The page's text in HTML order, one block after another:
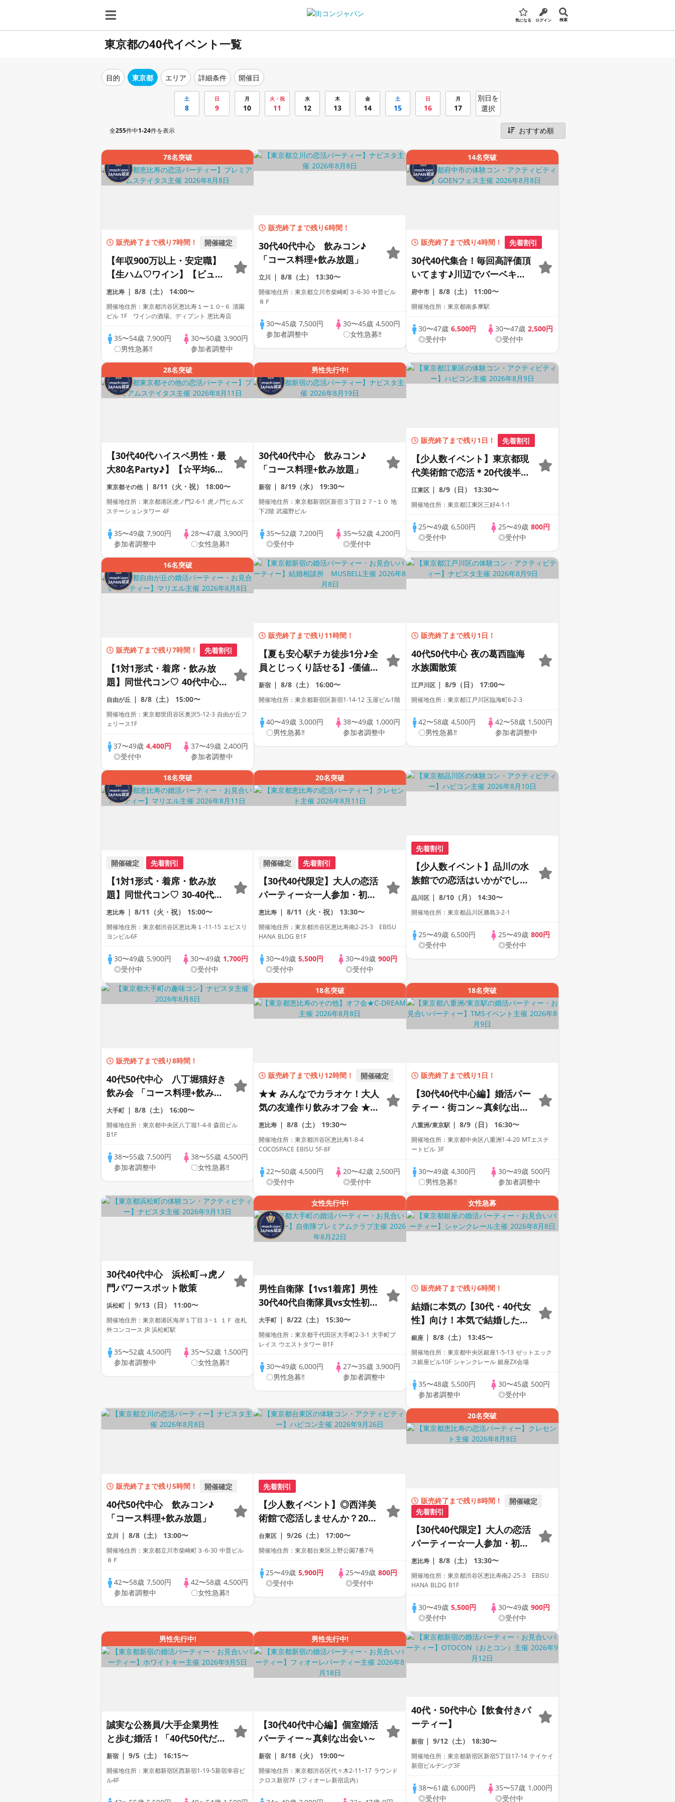
気になる ログイン 検索
東京都の40代イベント一覧
目的 東京都 エリア 詳細条件 開催日
土
8
日
9
月
10
火・祝
11
水
12
木
13
金
14
土
15
日
16
月
17
別日を
選択
全255件中1-24件を表示
78名突破
販売終了まで残り7時間！ 開催確定
【年収900万以上・安定職】
【生ハム♡ワイン】【ビュッ
フェ♡フリードリンク】【30
代40代中心】【資格証100%
確認保証】
恵比寿 8/8（土） 14:00〜
開催地住所：東京都渋谷区恵比寿１ー１０−６ 清園
ビル 1F ワインの酒場。ディプント 恵比寿店
35〜54歳 7,900円
〇男性急募‼
30〜50歳 3,900円
参加者調整中
販売終了まで残り6時間！
30代40代中心 飲みコン♪
「コース料理+飲み放題」
立川 8/8（土） 13:30〜
開催地住所：東京都立川市柴崎町３‐6‐30 中晋ビル
８Ｆ
30〜45歳 7,500円
参加者調整中
30〜45歳 4,500円
〇女性急募‼
14名突破
販売終了まで残り4時間！ 先着割引
30代40代集合！毎回高評価頂
いてます♪川辺でバーベキュ
ー♡グループトークで距離が
近づくかも
府中市 8/8（土） 11:00〜
開催地住所：東京都南多摩駅
30〜47歳 6,500円
◎受付中
30〜47歳 2,500円
◎受付中
28名突破
【30代40代ハイスペ男性・最
大80名Party♪】【☆平均60
名以上参加☆】【デザート付
きビュッフェ】【資格証
100%確認】【累計110万人突
東京都その他 8/11（火・祝） 18:00〜
開催地住所：東京都港区虎ノ門2-6-1 虎ノ門ヒルズ
ステーションタワー 4F
35〜49歳 7,900円
参加者調整中
28〜47歳 3,900円
〇女性急募‼
男性先行中!
30代40代中心 飲みコン♪
「コース料理+飲み放題」
新宿 8/19（水） 19:30〜
開催地住所：東京都新宿区新宿３丁目２７−１０ 地
下2階 武蔵野ビル
35〜52歳 7,200円
◎受付中
35〜52歳 4,200円
◎受付中
販売終了まで残り1日！ 先着割引
【少人数イベント】東京都現
代美術館で恋活＊20代後半〜
40代後半＊別途入館料500円
江東区 8/9（日） 13:30〜
開催地住所：東京都江東区三好4-1-1
25〜49歳6,500円
◎受付中
25〜49歳 800円
◎受付中
16名突破
販売終了まで残り7時間！ 先着割引
【1対1形式・着席・飲み放
題】同世代コン♡ 40代中心
企画｜マリエル
自由が丘 8/8（土） 15:00〜
開催地住所：東京都世田谷区奥沢5-12-3 自由が丘フ
ェリース1F
37〜49歳4,400円
◎受付中
37〜49歳 2,400円
参加者調整中
販売終了まで残り11時間！
【夏も安心駅チカ徒歩1分♪全
員とじっくり話せる】-価値観
を大切にしたい- 40代中心婚
活パーティー
新宿 8/8（土） 16:00〜
開催地住所：東京都新宿区新宿1-14-12 玉屋ビル1階
40〜49歳 3,000円
〇男性急募‼
38〜49歳 1,000円
参加者調整中
販売終了まで残り1日！
40代50代中心 夜の葛西臨海
水族園散策
江戸川区 8/9（日） 17:00〜
開催地住所：東京都江戸川区臨海町6-2-3
42〜58歳4,500円
〇男性急募‼
42〜58歳 1,500円
参加者調整中
18名突破
開催確定 先着割引
【1対1形式・着席・飲み放
題】同世代コン♡ 30-40代限
定企画｜マリエル
恵比寿 8/11（火・祝） 15:00〜
開催地住所：東京都渋谷区恵比寿１‐11‐15 エビスリ
ヨンビル6F
30〜49歳 5,900円
◎受付中
30〜49歳 1,700円
◎受付中
20名突破
開催確定 先着割引
【30代40代限定】大人の恋活
パーティー☆一人参加・初参
加も大歓迎☆人気ダイニング
バー貸切！飲み放題＆料理付
き！
恵比寿 8/11（火・祝） 13:30〜
開催地住所：東京都渋谷区恵比寿南2-25-3 EBISU
HANA BLDG B1F
30〜49歳5,500円
◎受付中
30〜49歳900円
◎受付中
先着割引
【少人数イベント】品川の水
族館での恋活はいかがでしょ
うか＊20代後半〜40代後半＊
別途入館料1350円
品川区 8/10（月） 14:30〜
開催地住所：東京都品川区勝島3-2-1
25〜49歳6,500円
◎受付中
25〜49歳 800円
◎受付中
販売終了まで残り8時間！
40代50代中心 八丁堀猫好き
飲み会 「コース料理+飲み放
題」
大手町 8/8（土） 16:00〜
開催地住所：東京都中央区八丁堀1-4-8 森田ビル
B1F
38〜55歳 7,500円
参加者調整中
38〜55歳 4,500円
〇女性急募‼
18名突破
販売終了まで残り12時間！ 開催確定
★★ みんなでカラオケ！大人
気の友達作り飲みオフ会 ★★
３時間・お酒飲み放題+部屋
代込♪ 20代・30代・40代～年
令関係無し ◆ 男女関係無く
初めて参加多数 ◆
恵比寿 8/8（土） 19:30〜
開催地住所：東京都渋谷区恵比寿1-8-4
COCOSPACE EBISU 5F-8F
22〜50歳 4,500円
◎受付中
20〜42歳 2,500円
◎受付中
18名突破
販売終了まで残り1日！
【30代40代中心編】婚活パー
ティー・街コン～真剣な出会
い～
八重洲/東京駅 8/9（日） 16:30〜
開催地住所：東京都中央区八重洲1-4-20 MTエステ
ートビル 3F
30〜49歳4,300円
〇男性急募‼
30〜49歳 500円
参加者調整中
30代40代中心 浜松町→虎ノ
門パワースポット散策
浜松町 9/13（日） 11:00〜
開催地住所：東京都港区海岸１丁目３−１ １Ｆ 改札
外コンコース JR 浜松町駅
35〜52歳 4,500円
参加者調整中
35〜52歳 1,500円
〇女性急募‼
女性先行中!
男性自衛隊【1vs1着席】男性
30代40代自衛隊員vs女性初参
加中心@結婚を意識した出会
い♡カジュアル婚活《1人参
加中心》
大手町 8/22（土） 15:30〜
開催地住所：東京都千代田区大手町2-3-1 大手町プ
レイス ウエストタワー B1F
30〜49歳 6,000円
〇男性急募‼
27〜35歳 3,900円
参加者調整中
女性急募
販売終了まで残り6時間！
結婚に本気の【30代・40代女
性】向け！本気で結婚したい
男性との出会いがあります
銀座 8/8（土） 13:45〜
開催地住所：東京都中央区銀座1-5-13 ゼットエック
ス銀座ビル10F シャンクレール 銀座ZX会場
35〜48歳 5,500円
参加者調整中
30〜45歳 500円
◎受付中
販売終了まで残り5時間！ 開催確定
40代50代中心 飲みコン♪
「コース料理+飲み放題」
立川 8/8（土） 13:00〜
開催地住所：東京都立川市柴崎町３‐6‐30 中晋ビル
８Ｆ
42〜58歳 7,500円
参加者調整中
42〜58歳 4,500円
〇女性急募‼
先着割引
【少人数イベント】◎西洋美
術館で恋活しませんか？20代
後半〜40代後半◎☆別途入館
料500円
台東区 9/26（土） 17:00〜
開催地住所：東京都台東区上野公園7番7号
25〜49歳5,900円
◎受付中
25〜49歳800円
◎受付中
20名突破
販売終了まで残り8時間！
開催確定
先着割引
【30代40代限定】大人の恋活
パーティー☆一人参加・初参
加も大歓迎☆人気ダイニング
バー貸切！飲み放題＆料理付
き！
恵比寿 8/8（土） 13:30〜
開催地住所：東京都渋谷区恵比寿南2-25-3 EBISU
HANA BLDG B1F
30〜49歳 5,500円
◎受付中
30〜49歳 900円
◎受付中
男性先行中!
誠実な公務員/大手企業男性
と歩む婚活！「40代50代だけ
の特別な出会い★スイーツ＆
ハーブティー付き」個室スタ
イル/White Key AI
新宿 9/5（土） 16:15〜
開催地住所：東京都新宿区西新宿1-19-5新宿幸容ビ
ル4F
男性先行中!
【30代40代中心編】個室婚活
パーティー～真剣な出会い～
新宿 8/18（火） 19:00〜
開催地住所：東京都渋谷区代々木2-11ｰ17 ラウンド
クロス新宿7F（フィオーレ新宿店内）
40代・50代中心【飲食付きパ
ーティー】
新宿 9/12（土） 18:30〜
開催地住所：東京都新宿区新宿5丁目17-14 テイケイ
新宿ビルヂング3F
38〜61歳6,000円
◎受付中
35〜57歳 1,000円
◎受付中